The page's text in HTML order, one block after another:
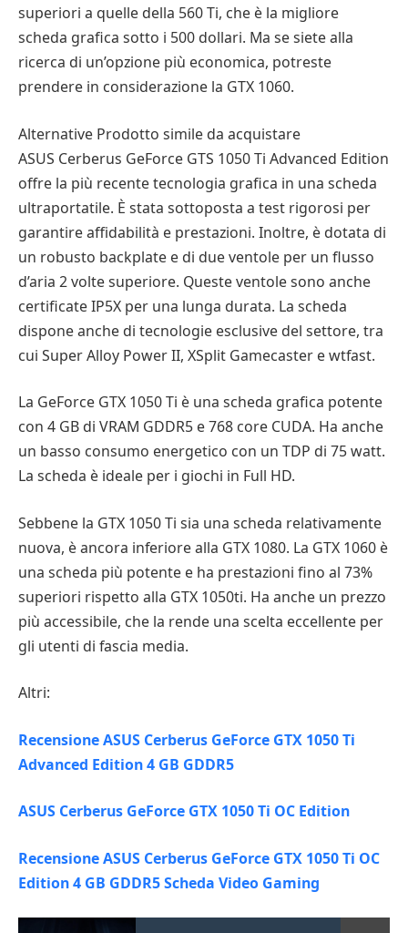
superiori a quelle della 560 Ti, che è la migliore
scheda grafica sotto i 500 dollari. Ma se siete alla
ricerca di un’opzione più economica, potreste
prendere in considerazione la GTX 1060.
Alternative Prodotto simile da acquistare
ASUS Cerberus GeForce GTS 1050 Ti Advanced Edition
offre la più recente tecnologia grafica in una scheda
ultraportatile. È stata sottoposta a test rigorosi per
garantire affidabilità e prestazioni. Inoltre, è dotata di
un robusto backplate e di due ventole per un flusso
d’aria 2 volte superiore. Queste ventole sono anche
certificate IP5X per una lunga durata. La scheda
dispone anche di tecnologie esclusive del settore, tra
cui Super Alloy Power II, XSplit Gamecaster e wtfast.
La GeForce GTX 1050 Ti è una scheda grafica potente
con 4 GB di VRAM GDDR5 e 768 core CUDA. Ha anche
un basso consumo energetico con un TDP di 75 watt.
La scheda è ideale per i giochi in Full HD.
Sebbene la GTX 1050 Ti sia una scheda relativamente
nuova, è ancora inferiore alla GTX 1080. La GTX 1060 è
una scheda più potente e ha prestazioni fino al 73%
superiori rispetto alla GTX 1050ti. Ha anche un prezzo
più accessibile, che la rende una scelta eccellente per
gli utenti di fascia media.
Altri:
Recensione ASUS Cerberus GeForce GTX 1050 Ti
Advanced Edition 4 GB GDDR5
ASUS Cerberus GeForce GTX 1050 Ti OC Edition
Recensione ASUS Cerberus GeForce GTX 1050 Ti OC
Edition 4 GB GDDR5 Scheda Video Gaming